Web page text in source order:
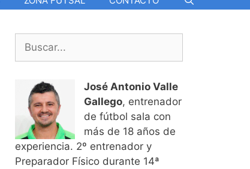
Buscar:
José Antonio Valle
Gallego, entrenador
de fútbol sala con
más de 18 años de
experiencia. 2º entrenador y
Preparador Físico durante 14ª